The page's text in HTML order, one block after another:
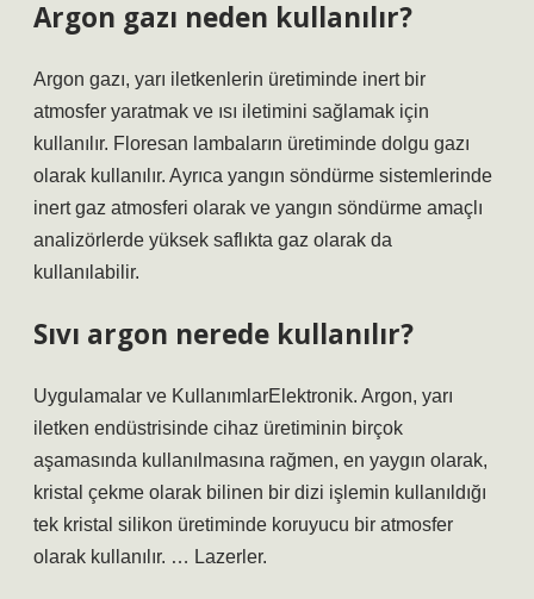
Argon gazı neden kullanılır?
Argon gazı, yarı iletkenlerin üretiminde inert bir
atmosfer yaratmak ve ısı iletimini sağlamak için
kullanılır. Floresan lambaların üretiminde dolgu gazı
olarak kullanılır. Ayrıca yangın söndürme sistemlerinde
inert gaz atmosferi olarak ve yangın söndürme amaçlı
analizörlerde yüksek saflıkta gaz olarak da
kullanılabilir.
Sıvı argon nerede kullanılır?
Uygulamalar ve KullanımlarElektronik. Argon, yarı
iletken endüstrisinde cihaz üretiminin birçok
aşamasında kullanılmasına rağmen, en yaygın olarak,
kristal çekme olarak bilinen bir dizi işlemin kullanıldığı
tek kristal silikon üretiminde koruyucu bir atmosfer
olarak kullanılır. … Lazerler.